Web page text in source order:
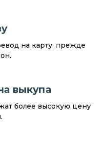
на карту, прежде
выкупа
более высокую цену